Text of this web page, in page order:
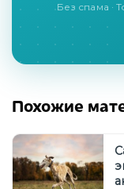
Без спама ·
Похожие